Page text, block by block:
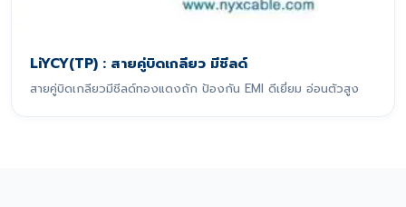
LiYCY(TP) : สายคู่บิดเกลียว มีชีลด์
สายคู่บิดเกลียวมีชีลด์ทองแดงถัก ป้องกัน EMI ดีเยี่ยม อ่อนตัวสูง